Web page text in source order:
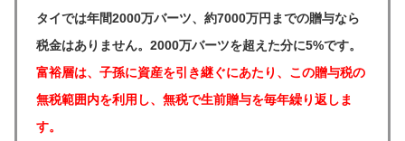
タイでは年間2000万バーツ、約7000万円までの贈与なら
税金はありません。2000万バーツを超えた分に5%です。
富裕層は、子孫に資産を引き継ぐにあたり、この贈与税の
無税範囲内を利用し、無税で生前贈与を毎年繰り返しま
す。